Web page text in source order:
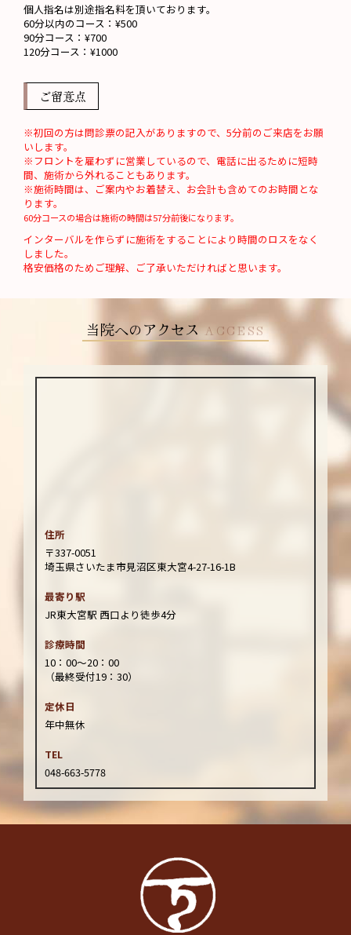
個人指名は別途指名料を頂いております。
60分以内のコース：¥500
90分コース：¥700
120分コース：¥1000
ご留意点
※初回の方は問診票の記入がありますので、5分前のご来店をお願
いします。
※フロントを雇わずに営業しているので、電話に出るために短時
間、施術から外れることもあります。
※施術時間は、ご案内やお着替え、お会計も含めてのお時間とな
ります。
60分コースの場合は施術の時間は57分前後になります。
インターバルを作らずに施術をすることにより時間のロスをなく
しました。
格安価格のためご理解、ご了承いただければと思います。
当院へのアクセス ACCESS
住所
〒337-0051
埼玉県さいたま市見沼区東大宮4-27-16-1B
最寄り駅
JR東大宮駅 西口より徒歩4分
診療時間
10：00～20：00
（最終受付19：30）
定休日
年中無休
TEL
048-663-5778